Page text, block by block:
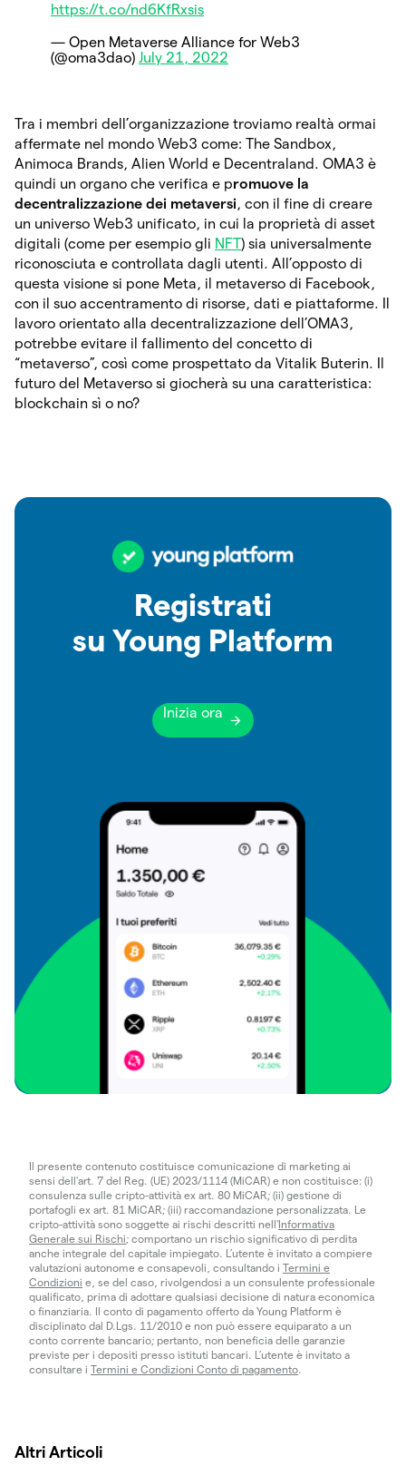
https://t.co/nd6KfRxsis
— Open Metaverse Alliance for Web3
(@oma3dao) July 21, 2022
Tra i membri dell’organizzazione troviamo realtà ormai
affermate nel mondo Web3 come: The Sandbox,
Animoca Brands, Alien World e Decentraland. OMA3 è
quindi un organo che verifica e promuove la
decentralizzazione dei metaversi, con il fine di creare
un universo Web3 unificato, in cui la proprietà di asset
digitali (come per esempio gli NFT) sia universalmente
riconosciuta e controllata dagli utenti. All’opposto di
questa visione si pone Meta, il metaverso di Facebook,
con il suo accentramento di risorse, dati e piattaforme. Il
lavoro orientato alla decentralizzazione dell’OMA3,
potrebbe evitare il fallimento del concetto di
“metaverso”, così come prospettato da Vitalik Buterin. Il
futuro del Metaverso si giocherà su una caratteristica:
blockchain sì o no?
Registrati
su Young Platform
Inizia ora
Il presente contenuto costituisce comunicazione di marketing ai
sensi dell'art. 7 del Reg. (UE) 2023/1114 (MiCAR) e non costituisce: (i)
consulenza sulle cripto-attività ex art. 80 MiCAR; (ii) gestione di
portafogli ex art. 81 MiCAR; (iii) raccomandazione personalizzata. Le
cripto-attività sono soggette ai rischi descritti nell'Informativa
Generale sui Rischi; comportano un rischio significativo di perdita
anche integrale del capitale impiegato. L’utente è invitato a compiere
valutazioni autonome e consapevoli, consultando i Termini e
Condizioni e, se del caso, rivolgendosi a un consulente professionale
qualificato, prima di adottare qualsiasi decisione di natura economica
o finanziaria. Il conto di pagamento offerto da Young Platform è
disciplinato dal D.Lgs. 11/2010 e non può essere equiparato a un
conto corrente bancario; pertanto, non beneficia delle garanzie
previste per i depositi presso istituti bancari. L’utente è invitato a
consultare i Termini e Condizioni Conto di pagamento
Altri Articoli